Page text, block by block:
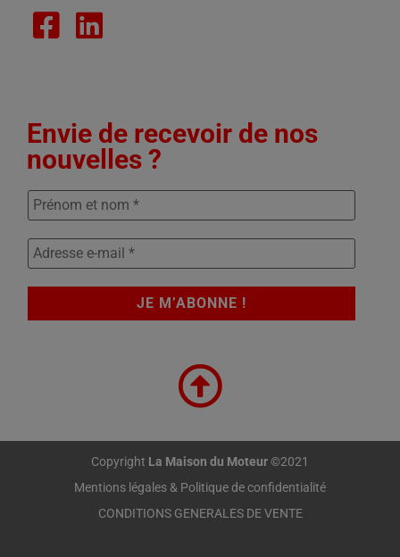
Envie de recevoir de nos
nouvelles ?
Copyright La Maison du Moteur©2021
Mentions légales & Politique de confidentialité
CONDITIONS GENERALES DE VENTE